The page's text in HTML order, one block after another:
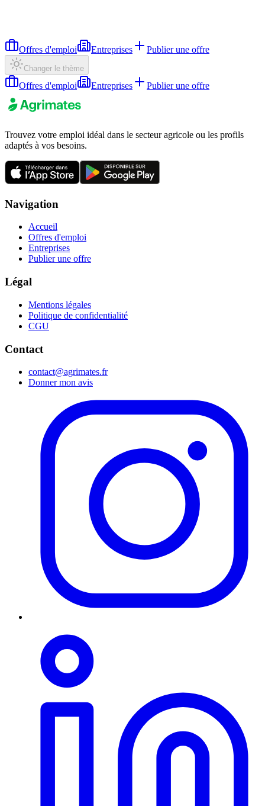
Offres d'emploi Entreprises Publier une offre
Changer le thème
Offres d'emploi Entreprises Publier une offre
Trouvez votre emploi idéal dans le secteur agricole ou les profils
adaptés à vos besoins.
Navigation
Accueil
Offres d'emploi
Entreprises
Publier une offre
Légal
Mentions légales
Politique de confidentialité
CGU
Contact
contact@agrimates.fr
Donner mon avis